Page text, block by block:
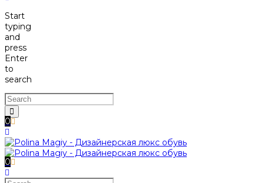
Start
typing
and
press
Enter
to
search
0
0